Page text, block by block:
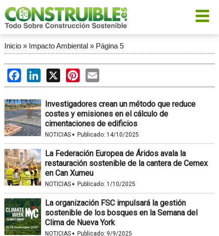
Inicio» Impacto Ambiental» Página 5
FacebookLinkedIn
X PinterestEmail
Investigadores crean un método que reduce
costes y emisiones en el cálculo de
cimentaciones de edificios
NOTICIAS · Publicado: 14/10/2025
La Federación Europea de Áridos avala la
restauración sostenible de la cantera de Cemex
en Can Xumeu
NOTICIAS · Publicado: 1/10/2025
La organización FSC impulsará la gestión
sostenible de los bosques en la Semana del
Clima de Nueva York
NOTICIAS Publicado: 9/9/2025